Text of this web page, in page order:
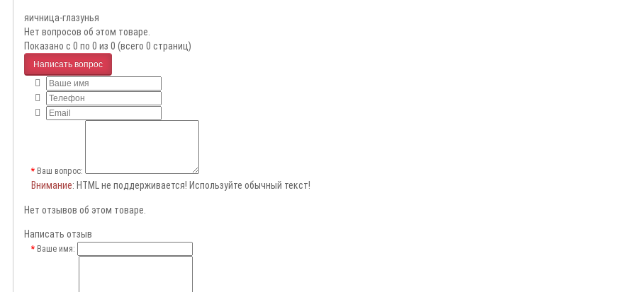
яичница-глазунья
Нет вопросов об этом товаре.
Показано с 0 по 0 из 0 (всего 0 страниц)
Написать вопрос
Ваш вопрос:
Внимание: HTML не поддерживается! Используйте обычный текст!
Нет отзывов об этом товаре.
Написать отзыв
Ваше имя: